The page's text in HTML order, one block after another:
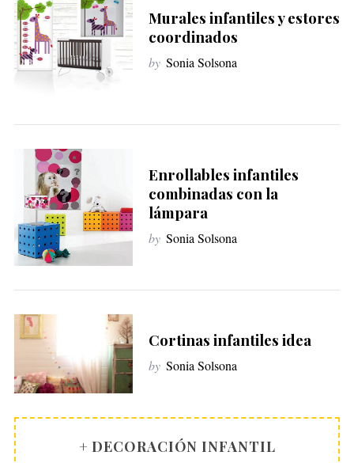
Murales infantiles y estores
coordinados
by Sonia Solsona
Enrollables infantiles
combinadas con la
lámpara
by Sonia Solsona
Cortinas infantiles idea
by Sonia Solsona
+ DECORACIÓN INFANTIL